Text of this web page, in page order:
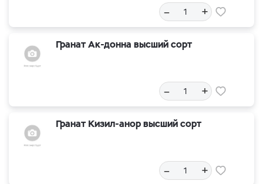
– +
Гранат Ак-донна высший сорт
– +
Гранат Кизил-анор высший сорт
– +